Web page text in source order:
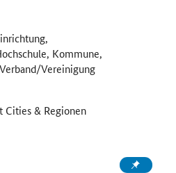
Kommune,
Vereinigung
Cities & Regionen